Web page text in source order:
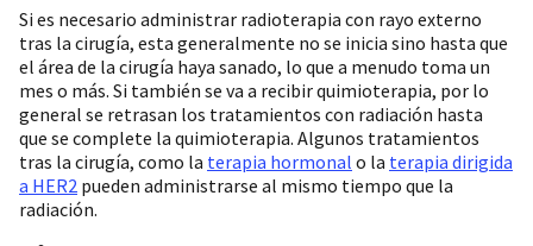
Si es necesario administrar radioterapia con rayo externo
tras la cirugía, esta generalmente no se inicia sino hasta que
el área de la cirugía haya sanado, lo que a menudo toma un
mes o más. Si también se va a recibir quimioterapia, por lo
general se retrasan los tratamientos con radiación hasta
que se complete la quimioterapia. Algunos tratamientos
tras la cirugía, como la terapia hormonal o la terapia dirigida
a HER2 pueden administrarse al mismo tiempo que la
radiación.